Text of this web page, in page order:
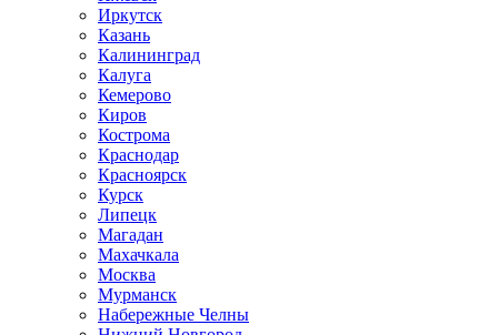
Иркутск
Казань
Калининград
Калуга
Кемерово
Киров
Кострома
Краснодар
Красноярск
Курск
Липецк
Магадан
Махачкала
Москва
Мурманск
Набережные Челны